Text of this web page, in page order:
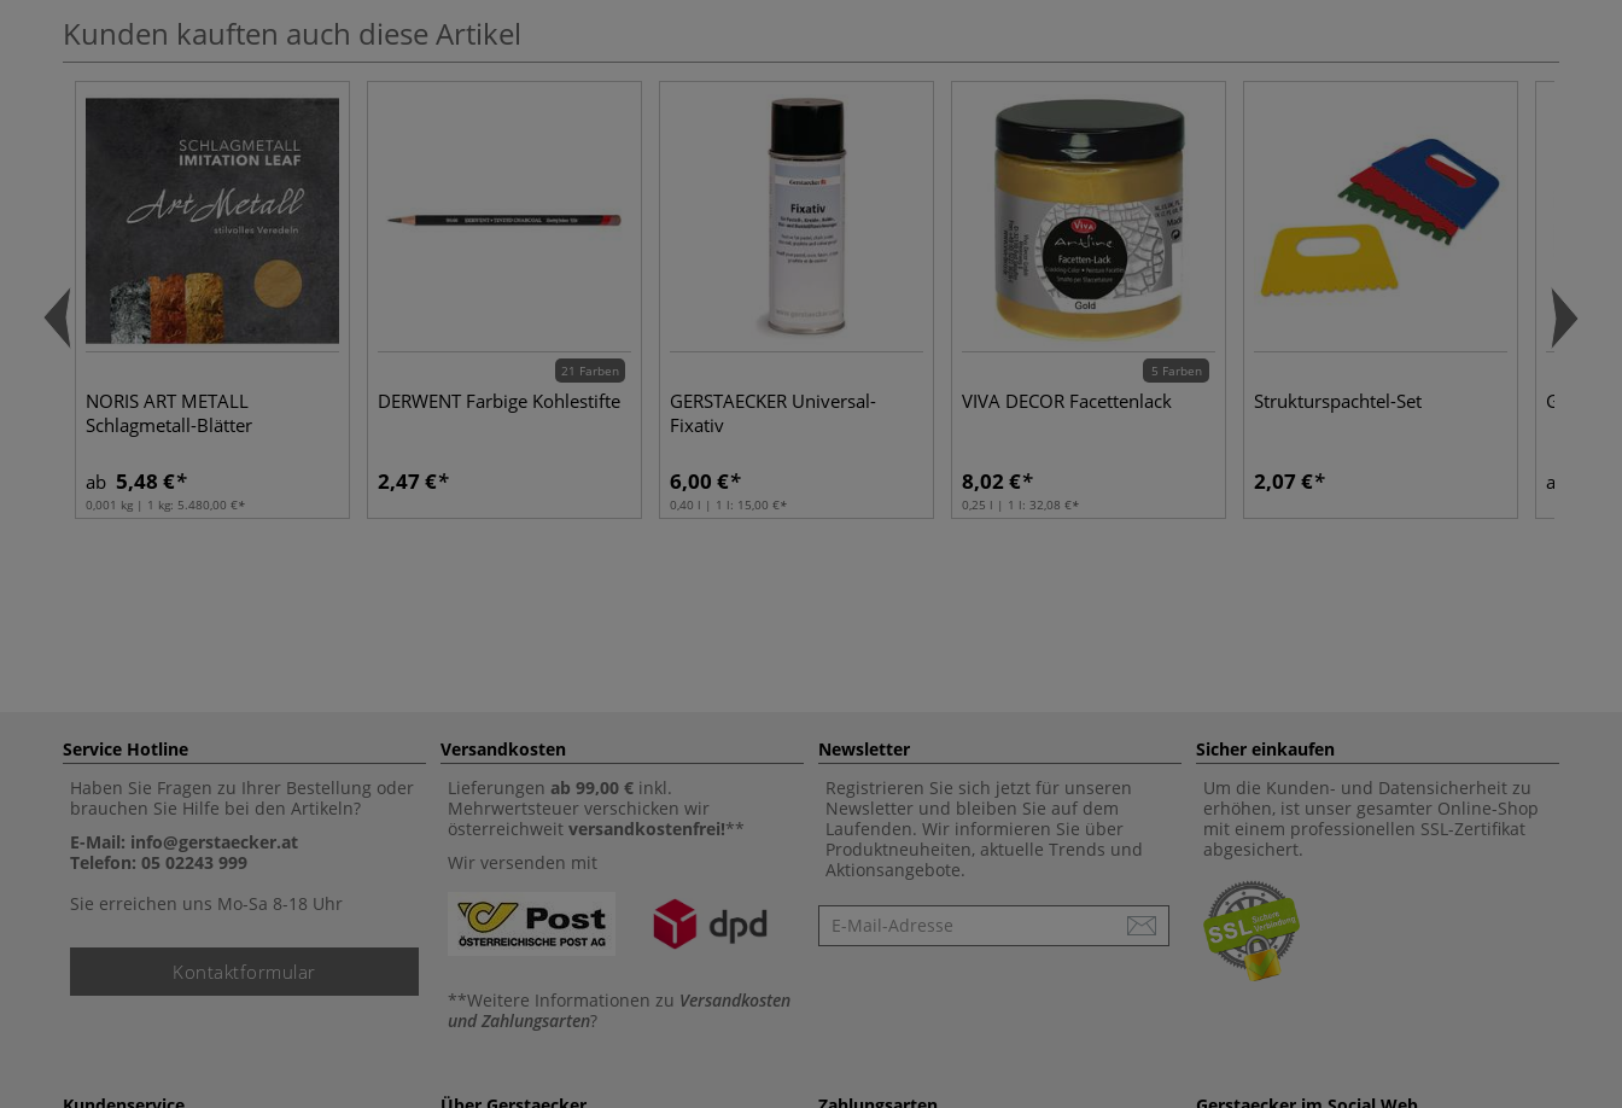
Kunden kauften auch diese Artikel
NORIS ART METALL
Schlagmetall-Blätter
ab 5,48 €
0,001 kg | 1 kg: 5.480,00 €
21 Farben
DERWENT Farbige Kohlestifte
2,47 €
GERSTAECKER Universal-
Fixativ
6,00 €
0,40 l | 1 l: 15,00 €
5 Farben
VIVA DECOR Facettenlack
8,02 €
0,25 l | 1 l: 32,08 €
Strukturspachtel-Set
2,07 € ab
Service Hotline
Haben Sie Fragen zu Ihrer Bestellung oder
brauchen Sie Hilfe bei den Artikeln?
E-Mail: info@gerstaecker.at
Telefon: 05 02243 999
Sie erreichen uns Mo-Sa 8-18 Uhr
Kontaktformular
Versandkosten
Lieferungen ab 99,00 € inkl.
Mehrwertsteuer verschicken wir
österreichweit versandkostenfrei!**
Wir versenden mit
**Weitere Informationen zu Versandkosten
und Zahlungsarten?
Newsletter
Registrieren Sie sich jetzt für unseren
Newsletter und bleiben Sie auf dem
Laufenden. Wir informieren Sie über
Produktneuheiten, aktuelle Trends und
Aktionsangebote.
Newsletter
Sicher einkaufen
Um die Kunden- und Datensicherheit zu
erhöhen, ist unser gesamter Online-Shop
mit einem professionellen SSL-Zertifikat
abgesichert.